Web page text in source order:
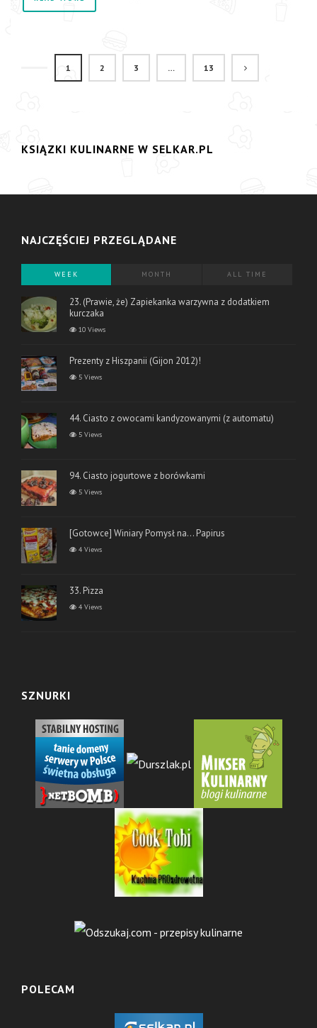
1 2 3 … 13
KSIĄZKI KULINARNE W SELKAR.PL
NAJCZĘŚCIEJ PRZEGLĄDANE
WEEK MONTH ALL TIME
23. (Prawie, że) Zapiekanka warzywna z dodatkiem
kurczaka
10 Views
Prezenty z Hiszpanii (Gijon 2012)!
5 Views
44. Ciasto z owocami kandyzowanymi (z automatu)
5 Views
94. Ciasto jogurtowe z borówkami
5 Views
[Gotowce] Winiary Pomysł na… Papirus
4 Views
33. Pizza
4 Views
SZNURKI
POLECAM